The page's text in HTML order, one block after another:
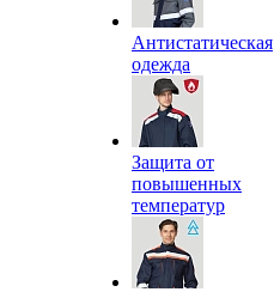
Антистатическая
одежда
Защита от
повышенных
температур